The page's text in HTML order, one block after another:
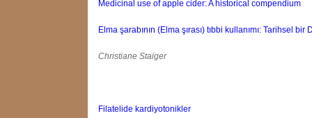
Medicinal use of apple cider: A historical compendium
Elma şarabının (Elma şırası) tıbbi kullanımı: Tarihsel bir
Christiane Staiger
Filatelide kardiyotonikler